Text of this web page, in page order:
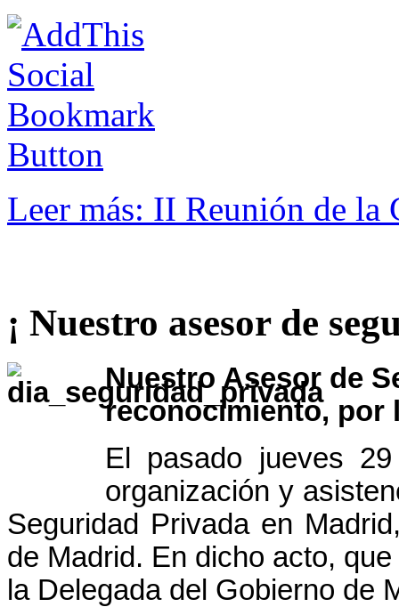
Leer más: II Reunión de la
¡ Nuestro asesor de
Nuestro Asesor de
reconocimiento, por
El pasado jueves
organización y
Seguridad Privada en
de Madrid. En dicho acto,
la Delegada del Gobierno de